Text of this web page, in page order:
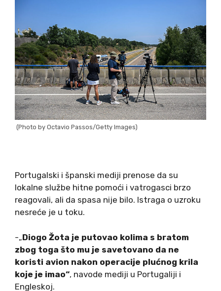
(Photo by Octavio Passos/Getty Images)
Portugalski i španski mediji prenose da su
lokalne službe hitne pomoći i vatrogasci brzo
reagovali, ali da spasa nije bilo. Istraga o uzroku
nesreće je u toku.
-„Diogo Žota je putovao kolima s bratom
zbog toga što mu je savetovano da ne
koristi avion nakon operacije plućnog krila
koje je imao“, navode mediji u Portugaliji i
Engleskoj.